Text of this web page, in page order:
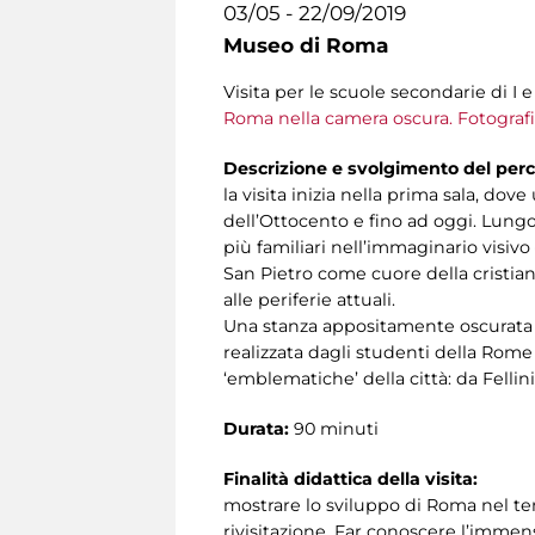
03/05 - 22/09/2019
Museo di Roma
Visita per le scuole secondarie di I
Roma nella camera oscura.
Descrizione e svolgimento del
la visita inizia nella prima sala,
dell’Ottocento e fino ad oggi.
più familiari nell’immaginario
San Pietro come cuore della
alle periferie attuali.
Una stanza appositamente
realizzata dagli studenti della
‘emblematiche’ della città: da
Durata: 90 minuti
Finalità didattica della visita:
mostrare lo sviluppo di Roma nel